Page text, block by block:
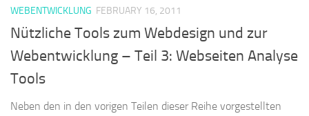
WEBENTWICKLUNG FEBRUARY 16, 2011
Nützliche Tools zum Webdesign und zur
Webentwicklung – Teil 3: Webseiten Analyse
Tools
Neben den in den vorigen Teilen dieser Reihe vorgestellten